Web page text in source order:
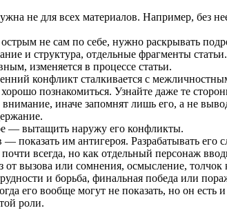
не для всех материалов. Например, без
не сам по себе, нужно раскрывать
и структура, отдельные фрагменты статьи.
изменяется в процессе статьи.
конфликт сталкивается с
познакомиться. Узнайте даже те
иначе запомнят лишь его, а не
— вытащить наружу его конфликты.
показать им антигероя. Разрабатывать его
всегда, но как отдельный персонаж
вызова или сомнения, осмысление,
и борьба, финальная победа или
его вообще могут не показать, но он есть и
роли.